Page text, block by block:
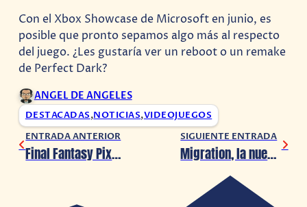
Con el Xbox Showcase de Microsoft en junio, es
posible que pronto sepamos algo más al respecto
del juego. ¿Les gustaría ver un reboot o un remake
de Perfect Dark?
ANGEL DE ANGELES
DESTACADAS,NOTICIAS,VIDEOJUEGOS
ENTRADA ANTERIOR
Final Fantasy Pixel Collection Remaster ya tiene fecha de estreno en PlayStation 4 y Nintendo Switch
SIGUIENTE ENTRADA
Migration, la nueva película de Illumination, presenta nuevo tráiler